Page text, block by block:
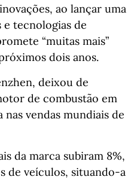
ao lançar uma
e tecnologias de
“muitas mais”
dois anos.
deixou de
de combustão em
nas vendas mundiais de
da marca subiram 8%,
de veículos, situando‑a